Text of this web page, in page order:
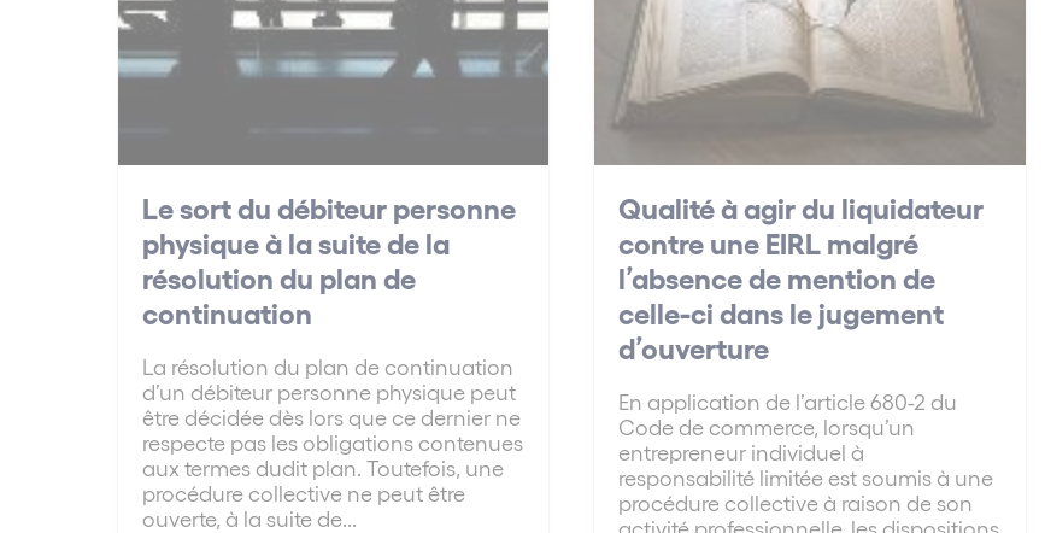
Le sort du débiteur personne
physique à la suite de la
résolution du plan de
continuation
La résolution du plan de continuation
d’un débiteur personne physique peut
être décidée dès lors que ce dernier ne
respecte pas les obligations contenues
aux termes dudit plan. Toutefois, une
procédure collective ne peut être
ouverte, à la suite de...
Qualité à agir du liquidateur
contre une EIRL malgré
l’absence de mention de
celle-ci dans le jugement
d’ouverture
En application de l’article 680-2 du
Code de commerce, lorsqu’un
entrepreneur individuel à
responsabilité limitée est soumis à une
procédure collective à raison de son